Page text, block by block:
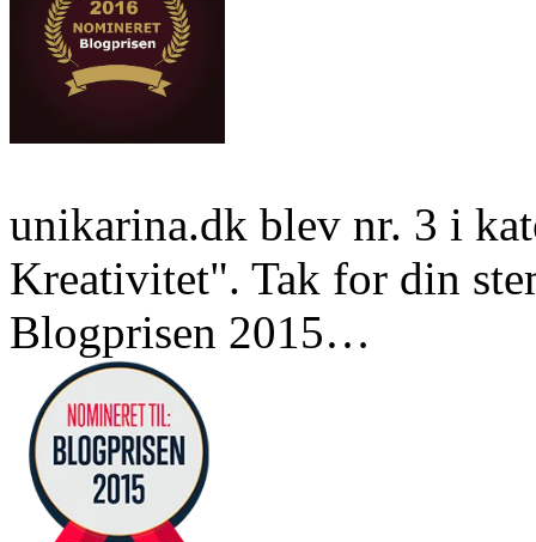
unikarina.dk blev nr. 3 i
Kreativitet". Tak for din
Blogprisen 2015…